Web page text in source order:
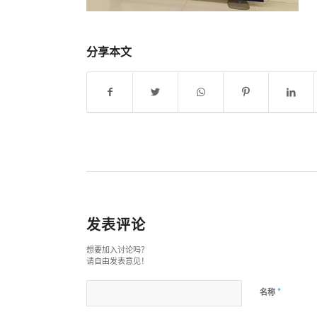
分享本文
发表评论
想要加入讨论吗？
请自由发表意见！
名称 *